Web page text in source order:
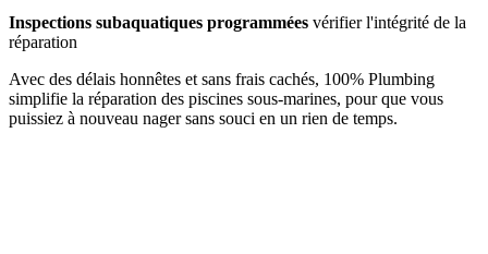
Inspections subaquatiques programmées vérifier l'intégrité de la
réparation
Avec des délais honnêtes et sans frais cachés, 100% Plumbing
simplifie la réparation des piscines sous-marines, pour que vous
puissiez à nouveau nager sans souci en un rien de temps.